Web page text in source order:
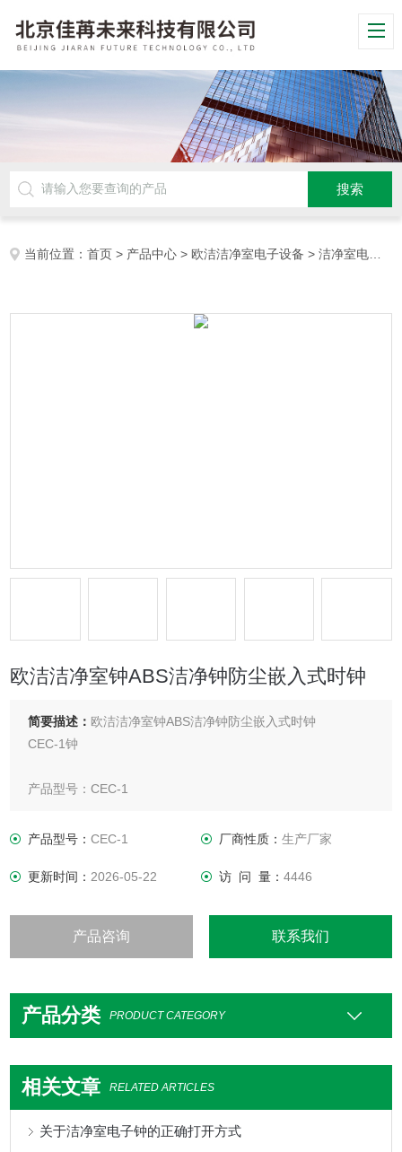
当前位置：首页 > 产品中心 > 欧洁洁净室电子设备 >洁净室电子钟
欧洁洁净室钟ABS洁净钟防尘嵌入式时钟
简要描述： 欧洁洁净室钟ABS洁净钟防尘嵌入式时钟
CEC-1钟
产品型号：CEC-1
开孔尺寸：240&amp;#215;110&amp;#215;36mm
主要功能：小时和分钟显示，年，月，日显示，时间设置，温
产品型号：CEC-1 厂商性质： 生产厂家
更新时间：2026-05-22 访 问 量： 4446
产品咨询 联系我们
产品分类 PRODUCT CATEGORY
相关文章 RELATED ARTICLES
关于洁净室电子钟的正确打开方式